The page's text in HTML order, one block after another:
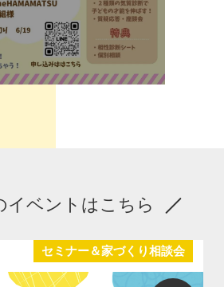
イベントはこちら
セミナー＆家づくり相談会